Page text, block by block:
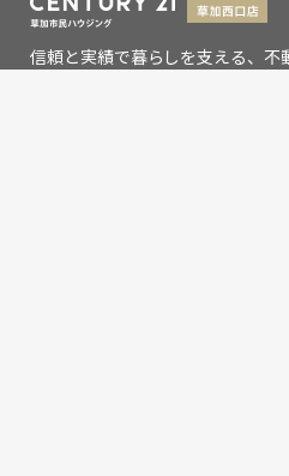
信頼と実績で暮らしを支える、不